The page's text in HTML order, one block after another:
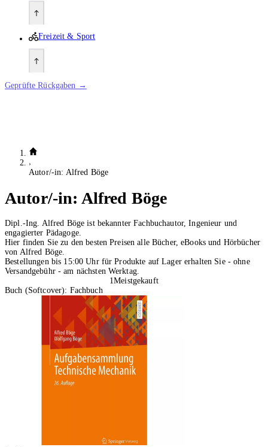
Freizeit & Sport
Geprüfte Rückgaben →
Autor/-in: Alfred Böge
Autor/-in: Alfred Böge
Dipl.-Ing. Alfred Böge ist bekannter Fachbuchautor, Ingenieur und
engagierter Pädagoge.
Hier finden Sie zu den besten Preisen alle Bücher, eBooks und Hörbücher
von Alfred Böge.
Bestellungen bis 15:00 Uhr für Produkte auf Lager erhalten Sie - ohne
Versandgebühr - am nächsten Werktag.
1Meistgekauft
Buch (Softcover): Fachbuch